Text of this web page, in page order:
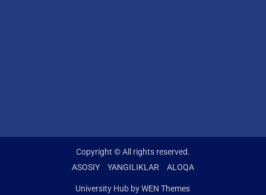
Copyright © All rights reserved.
ASOSIY
YANGILIKLAR ALOQA
University Hub byWEN Themes